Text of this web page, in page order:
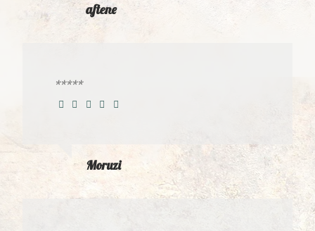
aftene
*****
Moruzi